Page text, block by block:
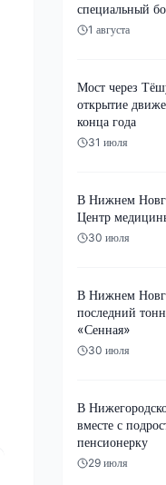
специальный
1 августа
Мост через
открытие
конца года
31 июля
В Нижнем
Центр
30 июля
В Нижнем
последний
«Сенная»
30 июля
В
вместе с
пенсионерку
29 июля